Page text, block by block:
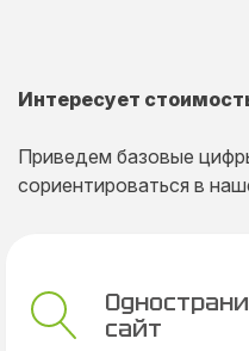
Интересует
Приведем базовые
сориентироваться в
сайт